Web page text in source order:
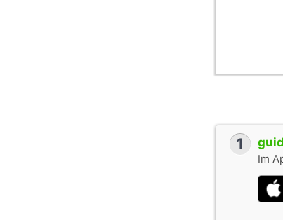
1
Im